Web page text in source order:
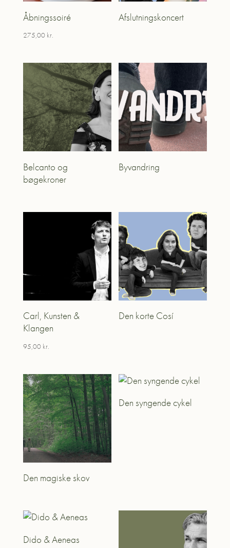
Åbningssoiré
275,00 kr.
Afslutningskoncert
Belcanto og
bøgekroner
Byvandring
Carl, Kunsten &
Klangen
95,00 kr.
Den korte Cosí
Den magiske skov
Den syngende cykel
Dido & Aeneas